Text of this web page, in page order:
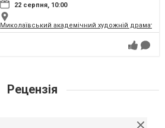
22 серпня, 10:00
Миколаївський академічний художній
Рецензія